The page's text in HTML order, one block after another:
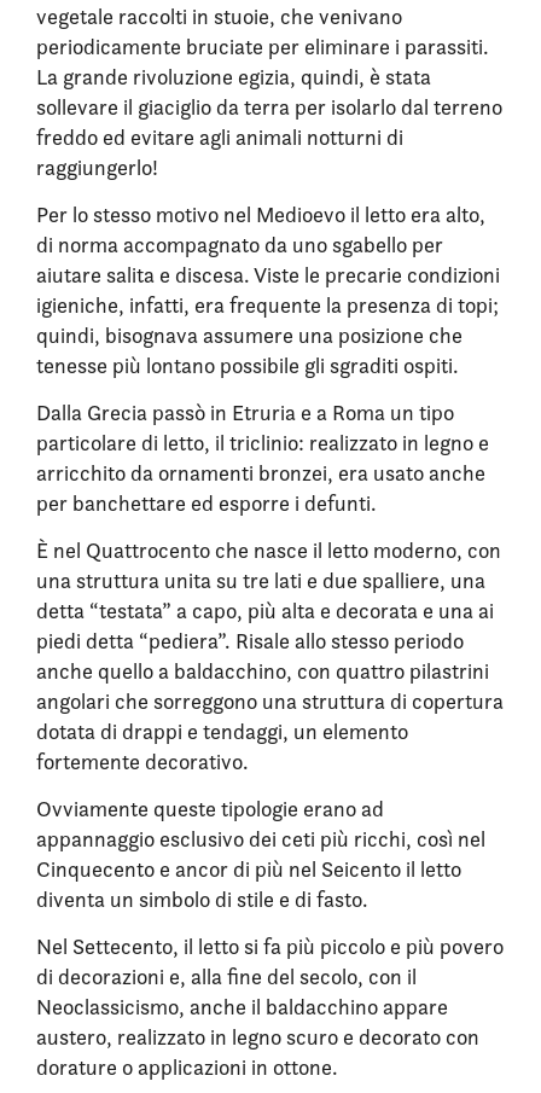
vegetale raccolti in stuoie, che venivano
periodicamente bruciate per eliminare i parassiti.
La grande rivoluzione egizia, quindi, è stata
sollevare il giaciglio da terra per isolarlo dal terreno
freddo ed evitare agli animali notturni di
raggiungerlo!
Per lo stesso motivo nel Medioevo il letto era alto,
di norma accompagnato da uno sgabello per
aiutare salita e discesa. Viste le precarie condizioni
igieniche, infatti, era frequente la presenza di topi;
quindi, bisognava assumere una posizione che
tenesse più lontano possibile gli sgraditi ospiti.
Dalla Grecia passò in Etruria e a Roma un tipo
particolare di letto, il triclinio: realizzato in legno e
arricchito da ornamenti bronzei, era usato anche
per banchettare ed esporre i defunti.
È nel Quattrocento che nasce il letto moderno, con
una struttura unita su tre lati e due spalliere, una
detta “testata” a capo, più alta e decorata e una ai
piedi detta “pediera”. Risale allo stesso periodo
anche quello a baldacchino, con quattro pilastrini
angolari che sorreggono una struttura di copertura
dotata di drappi e tendaggi, un elemento
fortemente decorativo.
Ovviamente queste tipologie erano ad
appannaggio esclusivo dei ceti più ricchi, così nel
Cinquecento e ancor di più nel Seicento il letto
diventa un simbolo di stile e di fasto.
Nel Settecento, il letto si fa più piccolo e più povero
di decorazioni e, alla fine del secolo, con il
Neoclassicismo, anche il baldacchino appare
austero, realizzato in legno scuro e decorato con
dorature o applicazioni in ottone.